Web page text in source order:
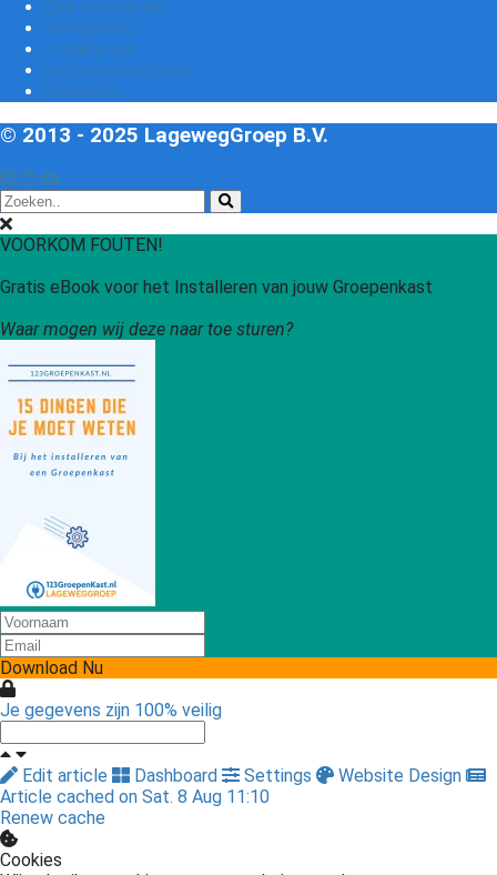
Elektrotechniek
Verwarming
Fabrikanten
Installatietechniek
Domotica
© 2013 - 2025 LagewegGroep B.V.
VOORKOM FOUTEN!
Gratis eBook voor het Installeren van jouw Groepenkast
Waar mogen wij deze naar toe sturen?
Download Nu
Je gegevens zijn 100% veilig
Edit article Dashboard Settings
Website Design
Article cached on Sat. 8 Aug 11:10
Renew cache
Cookies